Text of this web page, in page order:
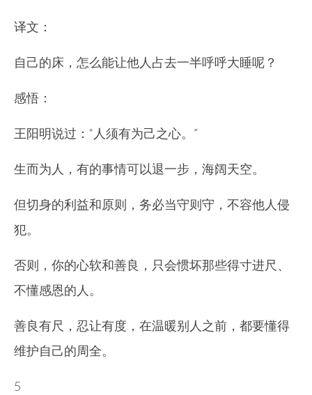
译文：
自己的床，怎么能让他人占去一半呼呼大睡呢？
感悟：
王阳明说过：“人须有为己之心。”
生而为人，有的事情可以退一步，海阔天空。
但切身的利益和原则，务必当守则守，不容他人侵
犯。
否则，你的心软和善良，只会惯坏那些得寸进尺、
不懂感恩的人。
善良有尺，忍让有度，在温暖别人之前，都要懂得
维护自己的周全。
5